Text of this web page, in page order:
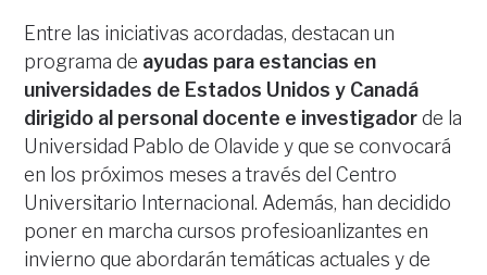
Entre las iniciativas acordadas, destacan un
programa de ayudas para estancias en
universidades de Estados Unidos y Canadá
dirigido al personal docente e investigadorde la
Universidad Pablo de Olavide y que se convocará
en los próximos meses a través del Centro
Universitario Internacional. Además, han decidido
poner en marcha cursos profesioanlizantes en
invierno que abordarán temáticas actuales y de